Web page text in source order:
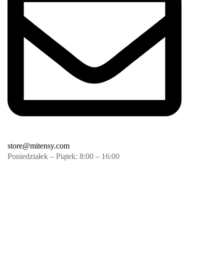
store@mitensy.com
Poniedziałek – Piątek: 8:00 – 16:00